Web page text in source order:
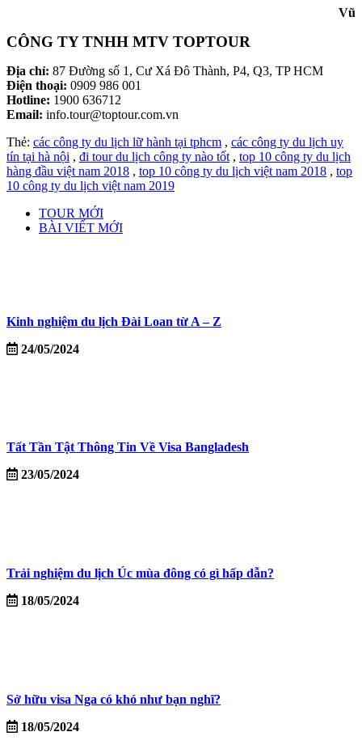
Vũ
CÔNG TY TNHH MTV TOPTOUR
Địa chỉ: 87 Đường số 1, Cư Xá Đô Thành, P4, Q3, TP HCM
Điện thoại: 0909 986 001
Hotline: 1900 636712
Email: info.tour@toptour.com.vn
Thẻ: các công ty du lịch lữ hành tại tphcm , các công ty du lịch uy
tín tại hà nội , đi tour du lịch công ty nào tốt , top 10 công ty du lịch
hàng đầu việt nam 2018 , top 10 công ty du lịch việt nam 2018 , top
10 công ty du lịch việt nam 2019
TOUR MỚI
BÀI VIẾT MỚI
Kinh nghiệm du lịch Đài Loan từ A – Z
24/05/2024
Tất Tần Tật Thông Tin Về Visa Bangladesh
23/05/2024
Trải nghiệm du lịch Úc mùa đông có gì hấp dẫn?
18/05/2024
Sở hữu visa Nga có khó như bạn nghĩ?
18/05/2024